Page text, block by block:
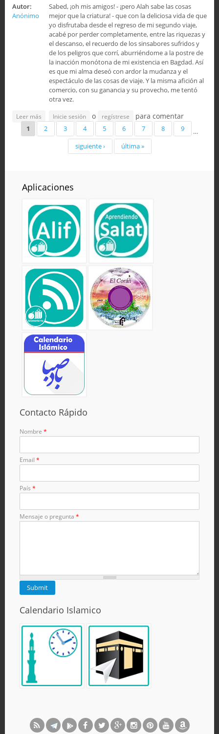
Autor:
Anónimo
Sabed, ¡oh mis amigos! - ¡pero Alah sabe las cosas
mejor que la criatura! - que con la deliciosa vida de que
yo disfrutaba desde el regreso de mi segundo viaje,
acabé por perder completamente, entre las riquezas y
el descanso, el recuerdo de los sinsabores sufridos y
de los peligros que corrí, aburriéndome a la postre de
la inacción monótona de mi existencia en Bagdad. Así
es que mi alma deseó con ardor la mudanza y el
espectáculo de las cosas de viaje. Y la misma afición al
comercio, con su ganancia y su provecho, me tentó
otra vez.
Leer más sobre La tercera historia de las historias de Sindbad el
marino, que trata del tercer viaje
Inicie sesión o regístrese para comentar
Páginas
1 2 3 4 5 6 7 8 9
…
siguiente ›
última »
Aplicaciones
Contacto Rápido
Nombre *
Email *
País *
Mensaje o pregunta *
Calendario Islamico